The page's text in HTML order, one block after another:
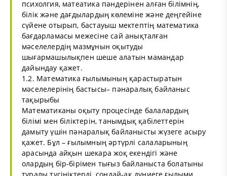
психолгия, матеатика пәндерінен алған білімнің,
білік және дағдылардың көлеміне және деңгейіне
сүйене отырып, бастауыш мектептің математика
бағдарламасы межесіне сай анықталған
мәселелердің мазмұнын оқытуды
шығармашылықпен шеше алатын мамандар
дайындау қажет.
1.2. Математика ғылымының қарастыратын
мәселелерінің бастысы– пәнаралық байланыс
тақырыбы
Математиканы оқыту процесінде балалардың
білімі мен біліктерін, танымдық қабілеттерін
дамыту үшін пәнаралық байланысты жүзеге асыру
қажет. Бұл – ғылымның әртүрлі салаларының
арасында айқын шекара жоқ екендігі және
олардың бір-бірімен тығыз байланыста болатыны
туралы түсініктерді, сондай-ақ дүниеге ғылыми